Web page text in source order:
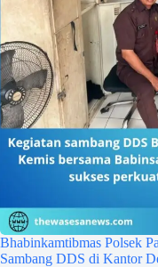
Bhabinkamtibmas Polsek
Sambang DDS di Kantor